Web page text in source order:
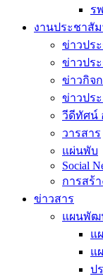
ร
งานประชาสั
ข่าวปร
ข่าวปร
ข่าวกิจ
ข่าวปร
วีดีทัศน์
วารสาร
แผ่นพับ
Social
การสร้
ข่าวสาร
แผนพัฒ
แ
แ
ป